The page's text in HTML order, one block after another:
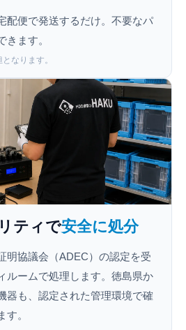
配便で発送するだけ。不要なパ
きます。
なります。
ティで安全に処分
明協議会（ADEC）の認定を受
ルームで処理します。徳島県か
器も、認定された管理環境で確
。